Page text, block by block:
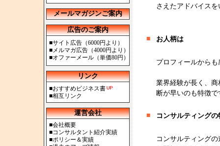
メールマガジンご案内
広告のご案内
■サイト広告（6000円より）
■メルマガ広告（4000円より）
■オファーメール（単価80円）
リンク
■おすすめビジネス書
■相互リンク
運営会社
■会社概要
■コンサルタント紹介実績
■ポリシー＆実績
さえたアドバイス
■ お人柄は
プロフィールから
業界経験が長く、
断が早いのも特徴
■ コンサルティングの
コンサルティング